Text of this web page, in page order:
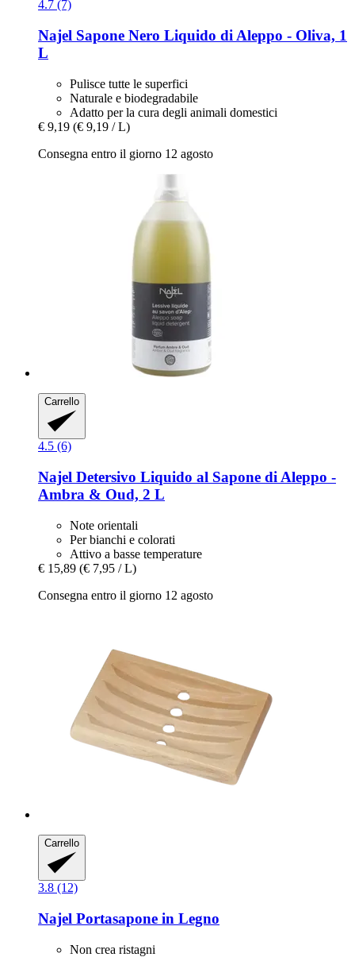
4.7 (7)
Najel Sapone Nero Liquido di Aleppo -​ Oliva, 1
L
Pulisce tutte le superfici
Naturale e biodegradabile
Adatto per la cura degli animali domestici
€ 9,19 (€ 9,19 / L)
Consegna entro il giorno 12 agosto
Carrello
4.5 (6)
Najel Detersivo Liquido al Sapone di Aleppo -​
Ambra & Oud, 2 L
Note orientali
Per bianchi e colorati
Attivo a basse temperature
€ 15,89 (€ 7,95 / L)
Consegna entro il giorno 12 agosto
Carrello
3.8 (12)
Najel Portasapone in Legno
Non crea ristagni